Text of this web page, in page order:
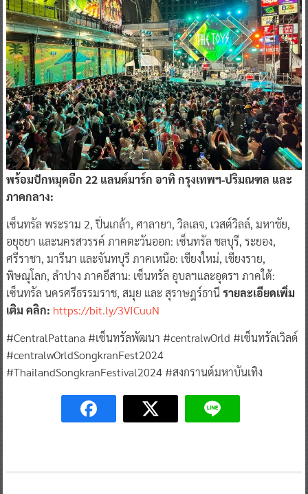
พร้อมปักหมุดอีก 22 แลนด์มาร์ก อาทิ กรุงเทพฯ-ปริมณฑล และ
ภาคกลาง:
เซ็นทรัล พระราม 2, ปิ่นเกล้า, ศาลายา, วิลเลจ, เวสต์วิลล์, มหาชัย,
อยุธยา และนครสวรรค์ ภาคตะวันออก: เซ็นทรัล ชลบุรี, ระยอง,
ศรีราชา, มารีนา และจันทบุรี ภาคเหนือ: เชียงใหม่, เชียงราย,
พิษณุโลก, ลำปาง ภาคอีสาน: เซ็นทรัล อุบลฯและอุดรฯ ภาคใต้:
เซ็นทรัล นครศรีธรรมราช, สมุย และ สุราษฎร์ธานีรายละเอียดเพิ่ม
เติม คลิก: https://bit.ly/3VICuuN
#CentralPattana #เซ็นทรัลพัฒนา #centralwOrld #เซ็นทรัลเวิลด์
#centralwOrldSongkranFest2024
#ThailandSongkranFestival2024 #สงกรานต์มหาบันเทิง